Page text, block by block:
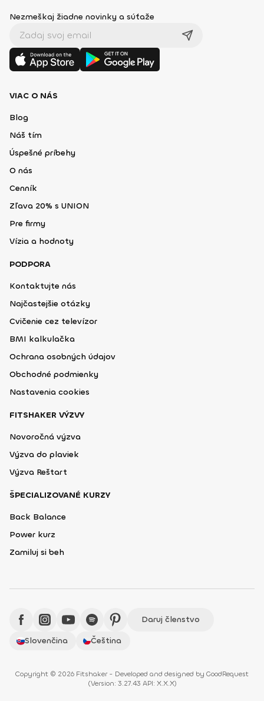
Nezmeškaj žiadne novinky a súťaže
VIAC O NÁS
Blog
Náš tím
Úspešné príbehy
O nás
Cenník
Zľava 20% s UNION
Pre firmy
Vízia a hodnoty
PODPORA
Kontaktujte nás
Najčastejšie otázky
Cvičenie cez televízor
BMI kalkulačka
Ochrana osobných údajov
Obchodné podmienky
Nastavenia cookies
FITSHAKER VÝZVY
Novoročná výzva
Výzva do plaviek
Výzva Reštart
ŠPECIALIZOVANÉ KURZY
Back Balance
Power kurz
Zamiluj si beh
Daruj členstvo
Slovenčina
Čeština
Copyright © 2026 Fitshaker - Developed and designed by GoodRequest
(Version: 3.27.43 API: X.X.X)